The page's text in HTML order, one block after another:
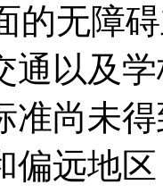
的无障
通以及
准尚未
偏远地